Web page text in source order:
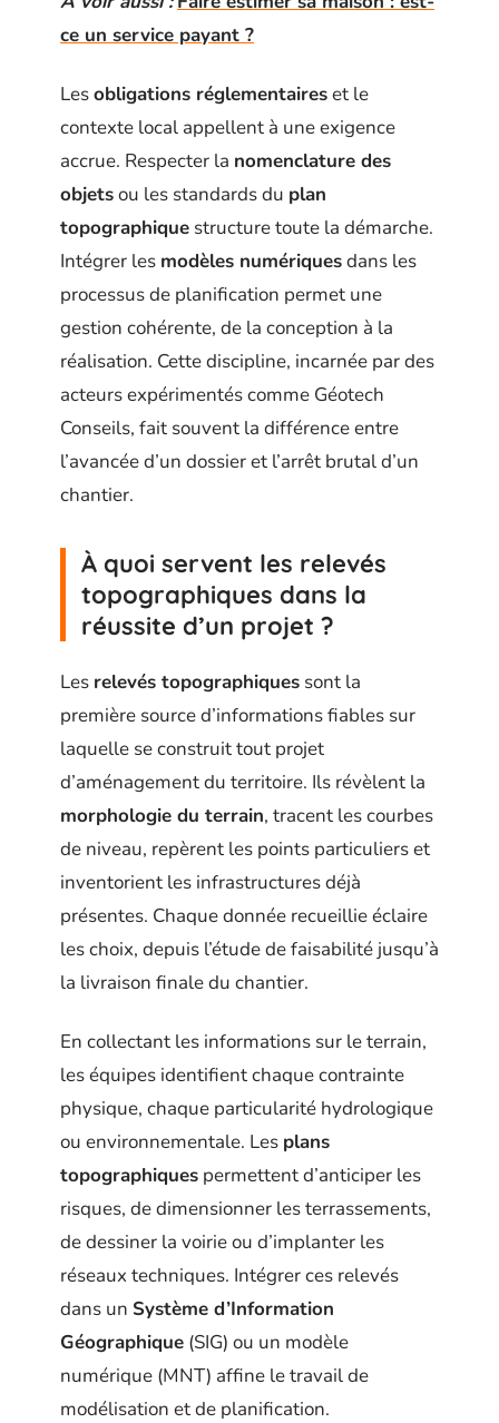
ce un service payant ?
Lesobligations réglementaireset le
contexte local appellent à une exigence
accrue. Respecter la nomenclature des
objetsou les standards du plan
topographique structure toute la démarche.
Intégrer les modèles numériquesdans les
processus de planification permet une
gestion cohérente, de la conception à la
réalisation. Cette discipline, incarnée par des
acteurs expérimentés comme Géotech
Conseils, fait souvent la différence entre
l’avancée d’un dossier et l’arrêt brutal d’un
chantier.
À quoi servent les relevés
topographiques dans la
réussite d’un projet ?
Les relevés topographiques sont la
première source d’informations fiables sur
laquelle se construit tout projet
d’aménagement du territoire. Ils révèlent la
morphologie du terrain, tracent les courbes
de niveau, repèrent les points particuliers et
inventorient les infrastructures déjà
présentes. Chaque donnée recueillie éclaire
les choix, depuis l’étude de faisabilité jusqu’à
la livraison finale du chantier.
En collectant les informations sur le terrain,
les équipes identifient chaque contrainte
physique, chaque particularité hydrologique
ou environnementale. Les plans
topographiques permettent d’anticiper les
risques, de dimensionner les terrassements,
de dessiner la voirie ou d’implanter les
réseaux techniques. Intégrer ces relevés
dans un Système d’Information
Géographique (SIG) ou un modèle
numérique (MNT) affine le travail de
modélisation et de planification.